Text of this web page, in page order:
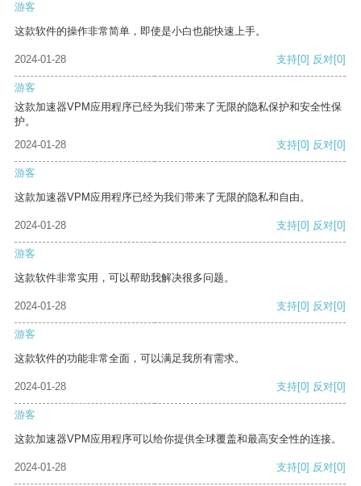
游客
这款软件的操作非常简单，即使是小白也能快速上手。
2024-01-28 支持[0] 反对[0]
游客
这款加速器VPM应用程序已经为我们带来了无限的隐私保护和安全性保
护。
2024-01-28
支持[0] 反对[0]
游客
这款加速器VPM应用程序已经为我们带来了无限的隐私和自由。
2024-01-28 支持[0] 反对[0]
游客
这款软件非常实用，可以帮助我解决很多问题。
2024-01-28 支持[0] 反对[0]
游客
这款软件的功能非常全面，可以满足我所有需求。
2024-01-28 支持[0] 反对[0]
游客
这款加速器VPM应用程序可以给你提供全球覆盖和最高安全性的连接。
2024-01-28 支持[0] 反对[0]